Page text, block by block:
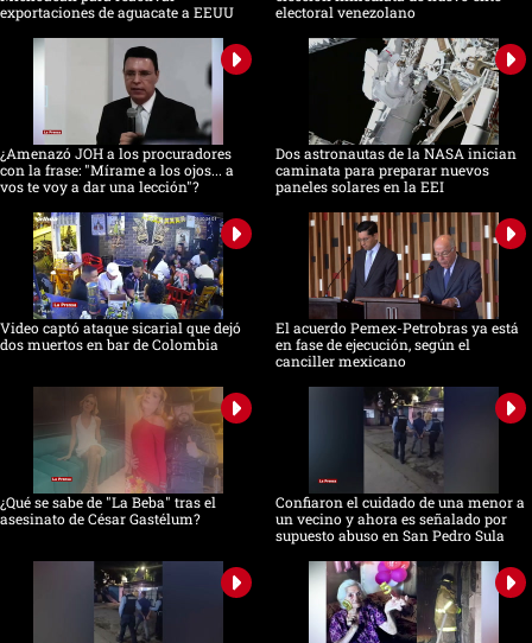
exportaciones de aguacate a EEUU
electoral venezolano
¿Amenazó JOH a los procuradores
con la frase: "Mírame a los ojos... a
vos te voy a dar una lección"?
Dos astronautas de la NASA inician
caminata para preparar nuevos
paneles solares en la EEI
Video captó ataque sicarial que dejó
dos muertos en bar de Colombia
El acuerdo Pemex-Petrobras ya está
en fase de ejecución, según el
canciller mexicano
¿Qué se sabe de "La Beba" tras el
asesinato de César Gastélum?
Confiaron el cuidado de una menor a
un vecino y ahora es señalado por
supuesto abuso en San Pedro Sula